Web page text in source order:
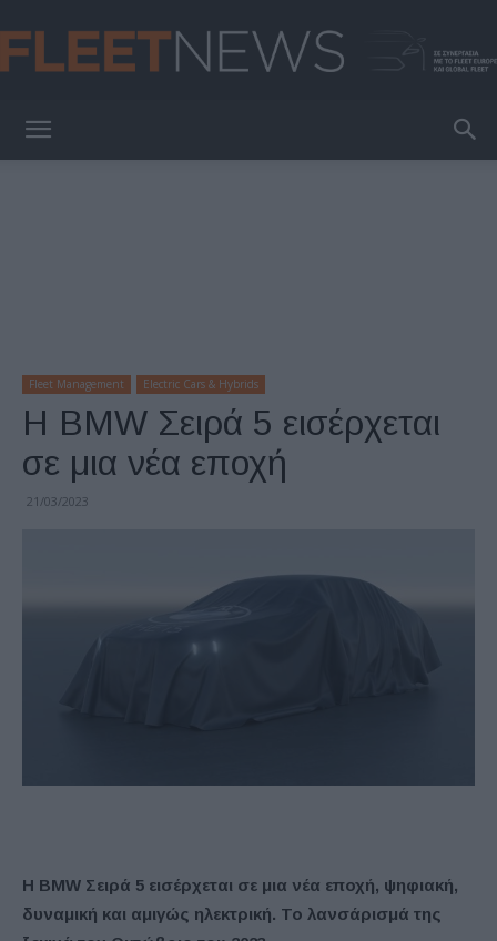
Fleet Management Electric Cars & Hybrids
H BMW Σειρά 5 εισέρχεται
σε μια νέα εποχή
21/03/2023
H BMW Σειρά 5 εισέρχεται σε μια νέα εποχή, ψηφιακή,
δυναμική και αμιγώς ηλεκτρική. Το λανσάρισμά της